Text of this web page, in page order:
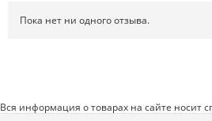
Пока нет ни одного отзыва.
Вся информация о товарах на сайте носит